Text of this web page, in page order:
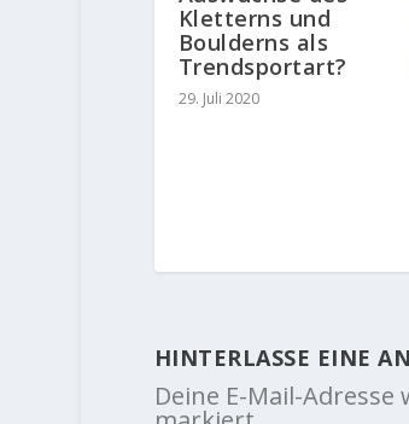
Kletterns und
Boulderns als
Trendsportart?
29. Juli 2020
HINTERLASSE EINE
Deine E-Mail-